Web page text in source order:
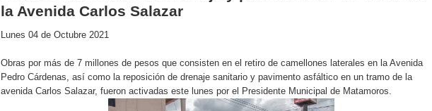
la Avenida Carlos Salazar
Lunes 04 de Octubre 2021
Obras por más de 7 millones de pesos que consisten en el retiro de camellones laterales en la Avenida
Pedro Cárdenas, así como la reposición de drenaje sanitario y pavimento asfáltico en un tramo de la
avenida Carlos Salazar, fueron activadas este lunes por el Presidente Municipal de Matamoros.